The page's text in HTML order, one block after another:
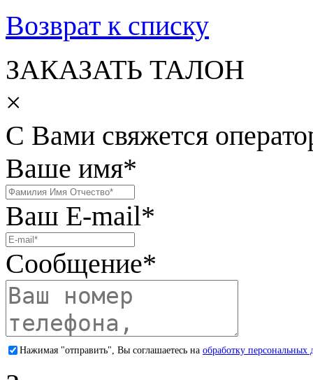
Возврат к списку
ЗАКАЗАТЬ ТАЛОН
×
С Вами свяжется
Ваше имя*
Ваш E-mail*
Сообщение*
Нажимая "отправить", Вы соглашаетесь на обработку персональных